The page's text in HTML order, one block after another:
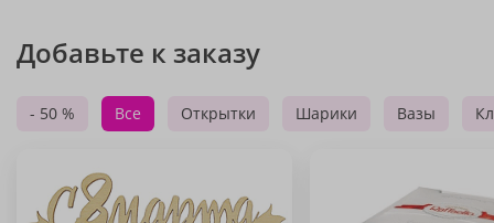
Добавьте к заказу
- 50 % Все Открытки Шарики Вазы